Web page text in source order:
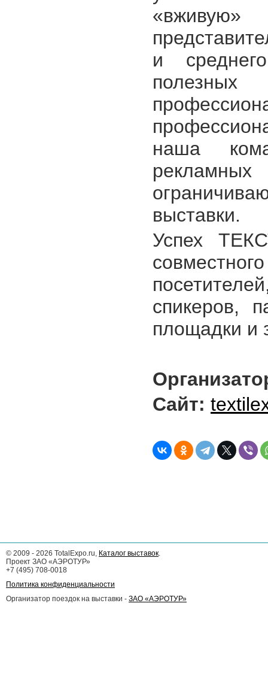
и
полезных
наша
выставки.
Успех
спикеров,
площадки и
Сайт:
© 2009 - 2026 TotalExpo.ru, Каталог выставок.
Проект ЗАО «АЭРОТУР»
+7 (495) 708-0018
Политика конфиденциальности
Организатор поездок на выставки - ЗАО «АЭРОТУР»